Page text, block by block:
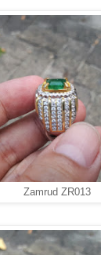
Zamrud ZR013